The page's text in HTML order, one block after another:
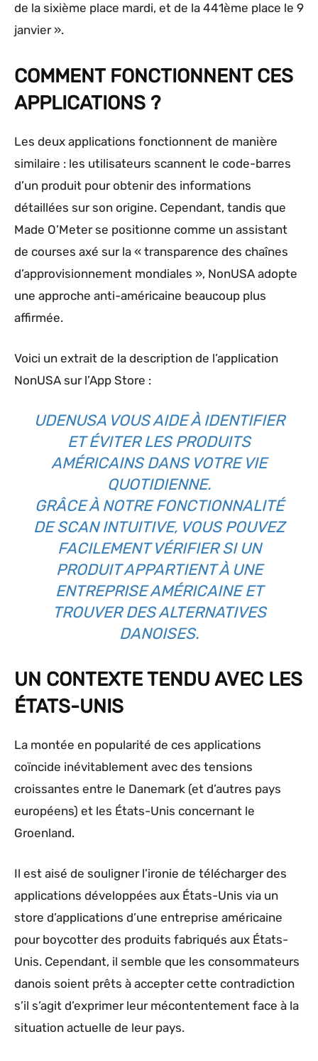
de la sixième place mardi, et de la 441ème place le 9
janvier ».
COMMENT FONCTIONNENT CES
APPLICATIONS ?
Les deux applications fonctionnent de manière
similaire : les utilisateurs scannent le code-barres
d’un produit pour obtenir des informations
détaillées sur son origine. Cependant, tandis que
Made O’Meter se positionne comme un assistant
de courses axé sur la « transparence des chaînes
d’approvisionnement mondiales », NonUSA adopte
une approche anti-américaine beaucoup plus
affirmée.
Voici un extrait de la description de l’application
NonUSA sur l’App Store :
UDENUSA VOUS AIDE À IDENTIFIER
ET ÉVITER LES PRODUITS
AMÉRICAINS DANS VOTRE VIE
QUOTIDIENNE.
GRÂCE À NOTRE FONCTIONNALITÉ
DE SCAN INTUITIVE, VOUS POUVEZ
FACILEMENT VÉRIFIER SI UN
PRODUIT APPARTIENT À UNE
ENTREPRISE AMÉRICAINE ET
TROUVER DES ALTERNATIVES
DANOISES.
UN CONTEXTE TENDU AVEC LES
ÉTATS-UNIS
La montée en popularité de ces applications
coïncide inévitablement avec des tensions
croissantes entre le Danemark (et d’autres pays
européens) et les États-Unis concernant le
Groenland.
Il est aisé de souligner l’ironie de télécharger des
applications développées aux États-Unis via un
store d’applications d’une entreprise américaine
pour boycotter des produits fabriqués aux États-
Unis. Cependant, il semble que les consommateurs
danois soient prêts à accepter cette contradiction
s’il s’agit d’exprimer leur mécontentement face à la
situation actuelle de leur pays.